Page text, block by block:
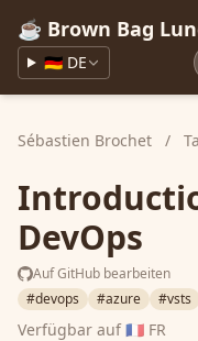
☕ Brown Bag
🇩🇪 DE
Sébastien Brochet /
DevOps
Auf GitHub bearbeiten
#devops
#azure #vsts
Verfügbar auf🇫🇷 FR